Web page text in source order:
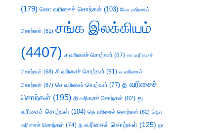
(179) கொ வரிசைச் சொற்கள் (103) கோ வரிசைச்
சொற்கள் (61) சங்க இலக்கியம்
(4407) ச வரிசைச் சொற்கள் (87) சா வரிசைச்
சொற்கள் (68) சி வரிசைச் சொற்கள் (91) சு வரிசைச்
சொற்கள் (67) செ வரிசைச் சொற்கள் (77) த வரிசைச்
சொற்கள் (195) தி வரிசைச் சொற்கள் (82) து
வரிசைச் சொற்கள் (104) தெ வரிசைச் சொற்கள் (62) தொ
வரிசைச் சொற்கள் (74) ந வரிசைச் சொற்கள் (125) நா